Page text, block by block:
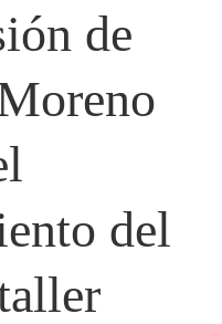
de
del